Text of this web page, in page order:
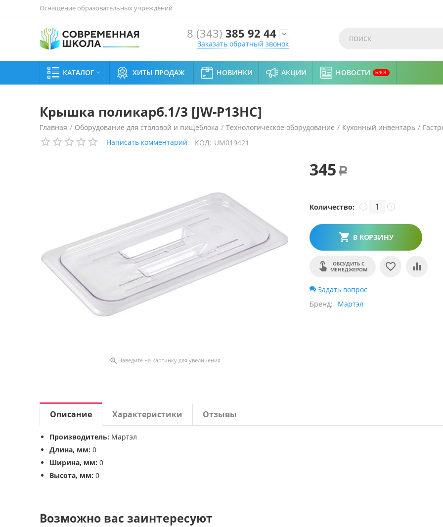
Оснащение образовательных учреждений
8 (343) 385 92 44 
Заказать обратный звонок
КАТАЛОГ  ХИТЫ ПРОДАЖ НОВИНКИ АКЦИИ НОВОСТИ БЛОГ
Крышка поликарб.1/3 [JW-P13HC]
Главная / Оборудование для столовой и пищеблока / Технологическое оборудование / Кухонный инвентарь /
Крышка поликарб.1/3 [JW-P13HC]
Написать комментарий КОД: UM019421
 Наведите на картинку для увеличения
345 Р
Количество: +
−
В КОРЗИНУ
ОБСУДИТЬ С
МЕНЕДЖЕРОМ
Задать вопрос
Бренд
Мартэл
Описание Характеристики Отзывы
Производитель: Мартэл
Длина, мм: 0
Ширина, мм: 0
Высота, мм: 0
Возможно вас заинтересуют